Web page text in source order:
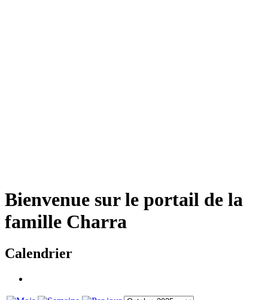
Bienvenue sur le portail de la
famille Charra
Calendrier